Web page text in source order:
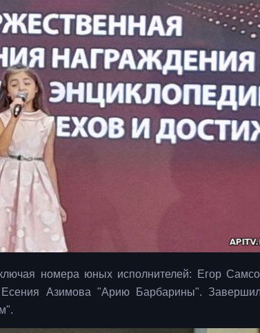
номера юных исполнителей: Егор
Азимова "Арию Барбарины".